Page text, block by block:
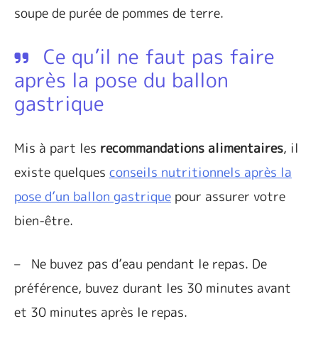
soupe de purée de pommes de terre.
Ce qu’il ne faut pas faire
après la pose du ballon
gastrique
Mis à part les recommandations alimentaires, il
existe quelques conseils nutritionnels après la
pose d’un ballon gastrique pour assurer votre
bien-être.
–
Ne buvez pas d’eau pendant le repas. De
préférence, buvez durant les 30 minutes avant
et 30 minutes après le repas.